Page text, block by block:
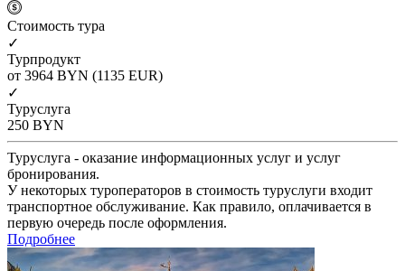
Cтоимость тура
✓
Турпродукт
от 3964 BYN (1135 EUR)
✓
Туруслуга
250 BYN
Туруслуга - оказание информационных услуг и услуг
бронирования.
У некоторых туроператоров в стоимость туруслуги входит
транспортное обслуживание. Как правило, оплачивается в
первую очередь после оформления.
Подробнее